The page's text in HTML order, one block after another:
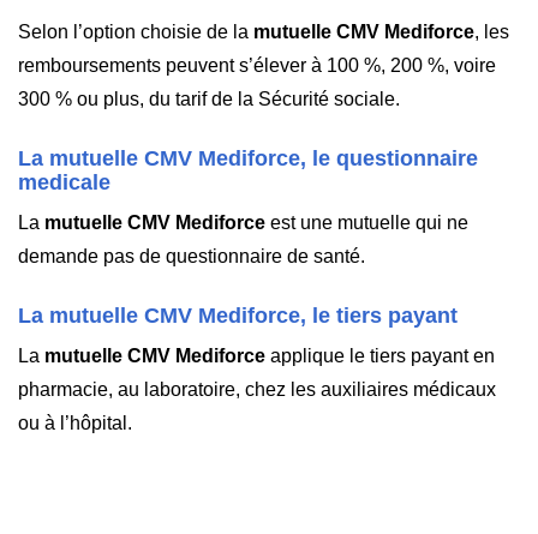
Selon l’option choisie de la mutuelle CMV Mediforce, les
remboursements peuvent s’élever à 100 %, 200 %, voire
300 % ou plus, du tarif de la Sécurité sociale.
La mutuelle CMV Mediforce, le questionnaire
medicale
La mutuelle CMV Mediforce est une mutuelle qui ne
demande pas de questionnaire de santé.
La mutuelle CMV Mediforce, le tiers payant
La mutuelle CMV Mediforce applique le tiers payant en
pharmacie, au laboratoire, chez les auxiliaires médicaux
ou à l’hôpital.